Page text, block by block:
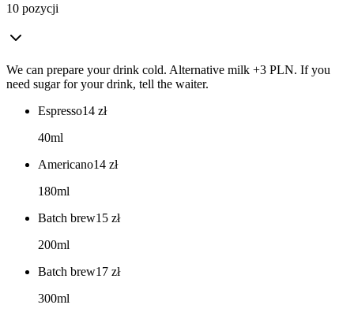
10 pozycji
We can prepare your drink cold. Alternative milk +3 PLN. If you
need sugar for your drink, tell the waiter.
Espresso14 zł
40ml
Americano14 zł
180ml
Batch brew15 zł
200ml
Batch brew17 zł
300ml